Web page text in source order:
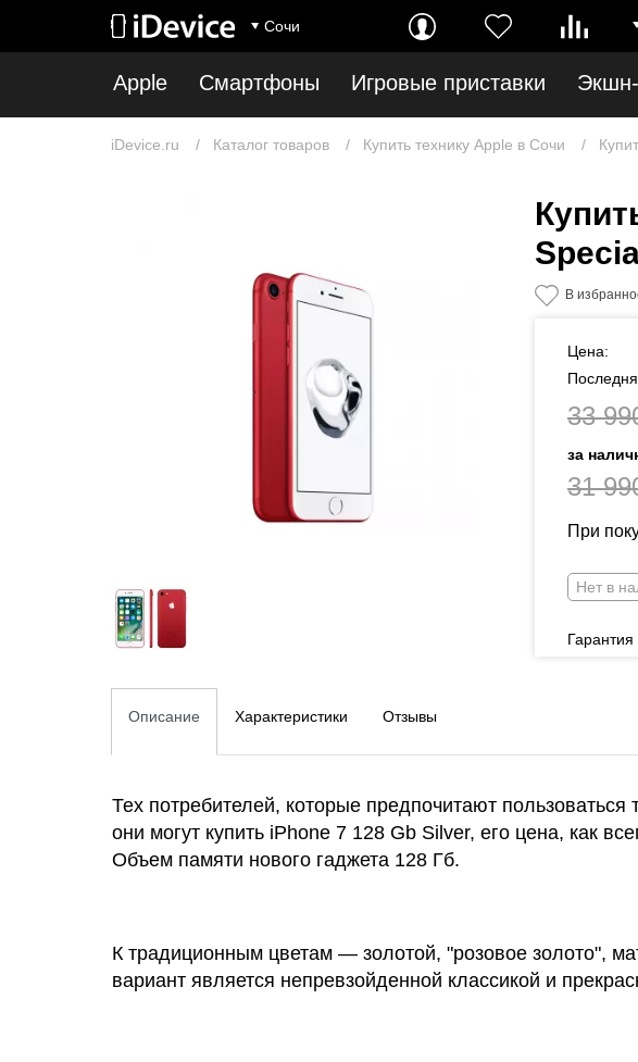
Сочи
Apple Смартфоны Игровые приставки
iDevice.ru Каталог товаров Купить технику Apple в Сочи
В
Цена:
33
за
31
При
Нет в
Описание Характеристики Отзывы
Тех потребителей, которые предпочитают
они могут купить iPhone 7 128 Gb Silver, его цена, как
Объем памяти нового гаджета 128 Гб.
К традиционным цветам — золотой, "розовое золото",
вариант является непревзойденной классикой и